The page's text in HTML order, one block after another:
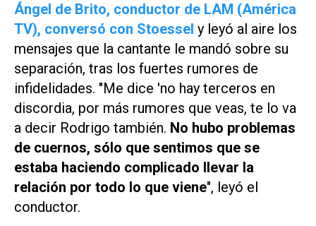
Ángel de Brito, conductor de LAM (América
TV), conversó con Stoessel y leyó al aire los
mensajes que la cantante le mandó sobre su
separación, tras los fuertes rumores de
infidelidades. "Me dice 'no hay terceros en
discordia, por más rumores que veas, te lo va
a decir Rodrigo también. No hubo problemas
de cuernos, sólo que sentimos que se
estaba haciendo complicado llevar la
relación por todo lo que viene", leyó el
conductor.